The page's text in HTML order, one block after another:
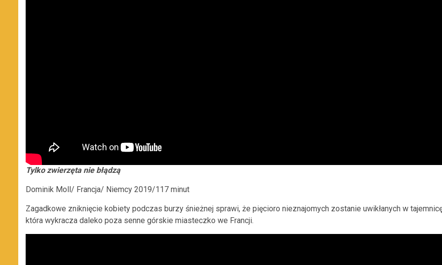
Tylko zwierzęta nie błądzą
Dominik Moll/ Francja/ Niemcy 2019/117 minut
Zagadkowe zniknięcie kobiety podczas burzy śnieżnej sprawi, że pięcioro nieznajomych zostanie uwikłanych w
która wykracza daleko poza senne górskie miasteczko we Francji.